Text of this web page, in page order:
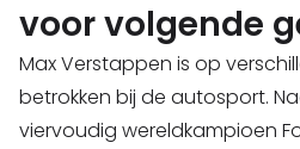
voor volgende
Max Verstappen is op
betrokken bij de autosport.
viervoudig wereldkampioen